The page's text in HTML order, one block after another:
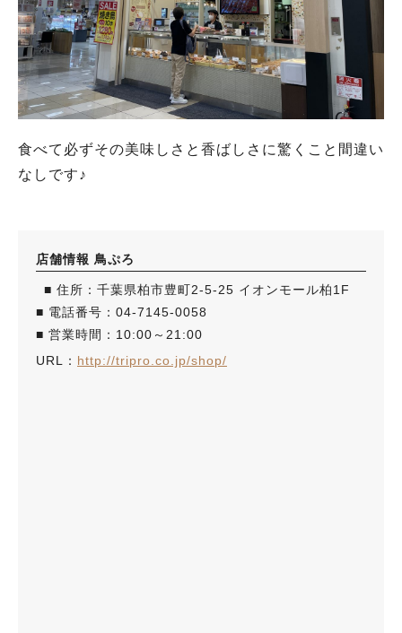
食べて必ずその美味しさと香ばしさに驚くこと間違い
なしです♪
店舗情報 鳥ぷろ
■ 住所：千葉県柏市豊町2-5-25 イオンモール柏1F
■ 電話番号：04-7145-0058
■ 営業時間：10:00～21:00
URL： http://tripro.co.jp/shop/